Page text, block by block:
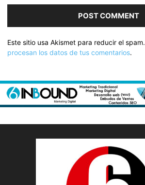
Este sitio usa Akismet para reducir el spam.
procesan los datos de tus comentarios.